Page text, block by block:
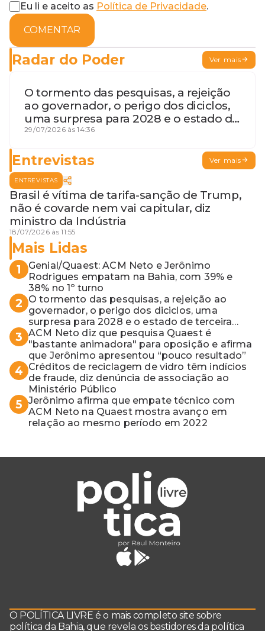
Eu li e aceito as Política de Privacidade.
COMENTAR
Radar do Poder Ver mais
O tormento das pesquisas, a rejeição
ao governador, o perigo dos diciclos,
uma surpresa para 2028 e o estado de
terceira guerra mundial
29/07/2026 às 14:36
Entrevistas Ver mais
ENTREVISTAS
Brasil é vítima de tarifa-sanção de Trump,
não é covarde nem vai capitular, diz
ministro da Indústria
18/07/2026 às 11:55
Mais Lidas
1
Genial/Quaest: ACM Neto e Jerônimo
Rodrigues empatam na Bahia, com 39% e
38% no 1º turno
2
O tormento das pesquisas, a rejeição ao
governador, o perigo dos diciclos, uma
surpresa para 2028 e o estado de terceira
guerra mundial
3 ACM Neto diz que pesquisa Quaest é
"bastante animadora" para oposição e afirma
que Jerônimo apresentou “pouco resultado”
4 Créditos de reciclagem de vidro têm indícios
de fraude, diz denúncia de associação ao
Ministério Público
5 Jerônimo afirma que empate técnico com
ACM Neto na Quaest mostra avanço em
relação ao mesmo período em 2022
O POLÍTICA LIVRE é o mais completo site sobre
política da Bahia, que revela os bastidores da política